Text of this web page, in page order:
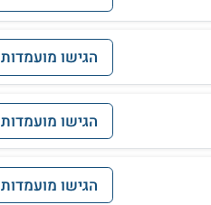
הגישו מועמדות
הגישו מועמדות
הגישו מועמדות